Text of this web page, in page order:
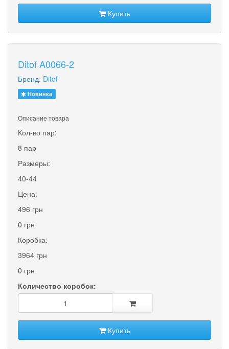
Купить
Ditof A0066-2
Бренд: Ditof
Новинка
Описание товара
Кол-во пар:
8 пар
Размеры:
40-44
Цена:
496 грн
0 грн
Коробка:
3964 грн
0 грн
Количество коробок:
Купить